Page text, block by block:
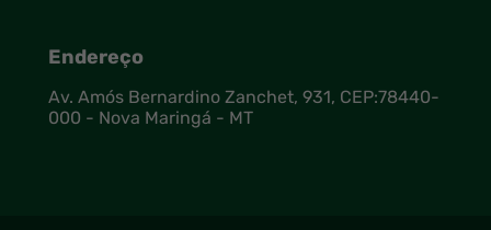
Endereço
Av. Amós Bernardino Zanchet, 931, CEP:78440-
000 - Nova Maringá - MT